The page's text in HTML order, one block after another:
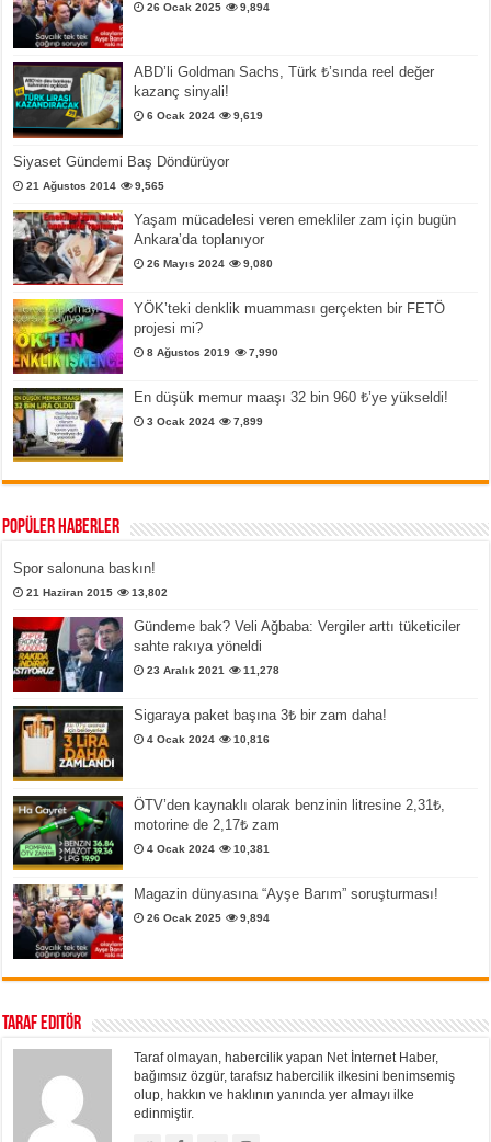
26 Ocak 2025 9,894
ABD’li Goldman Sachs, Türk ₺’sında reel değer
kazanç sinyali!
6 Ocak 2024 9,619
Siyaset Gündemi Baş Döndürüyor
21 Ağustos 2014 9,565
Yaşam mücadelesi veren emekliler zam için bugün
Ankara’da toplanıyor
26 Mayıs 2024 9,080
YÖK’teki denklik muamması gerçekten bir FETÖ
projesi mi?
8 Ağustos 2019 7,990
En düşük memur maaşı 32 bin 960 ₺’ye yükseldi!
3 Ocak 2024 7,899
Popüler Haberler
Spor salonuna baskın!
21 Haziran 2015 13,802
Gündeme bak? Veli Ağbaba: Vergiler arttı tüketiciler
sahte rakıya yöneldi
23 Aralık 2021 11,278
Sigaraya paket başına 3₺ bir zam daha!
4 Ocak 2024 10,816
ÖTV’den kaynaklı olarak benzinin litresine 2,31₺,
motorine de 2,17₺ zam
4 Ocak 2024 10,381
Magazin dünyasına “Ayşe Barım” soruşturması!
26 Ocak 2025 9,894
Taraf Editör
Taraf olmayan, habercilik yapan Net İnternet Haber,
bağımsız özgür, tarafsız habercilik ilkesini benimsemiş
olup, hakkın ve haklının yanında yer almayı ilke
edinmiştir.